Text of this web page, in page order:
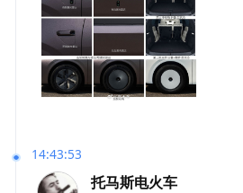
14:43:53
托马斯电火车